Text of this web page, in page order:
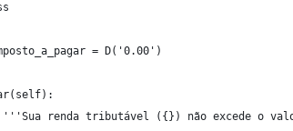
= D('0.00')
renda tributável ({}) não excede o